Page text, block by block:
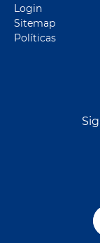
Login
Sitemap
Políticas